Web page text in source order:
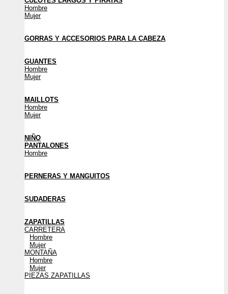
Hombre
Mujer
GORRAS Y ACCESORIOS PARA LA CABEZA
GUANTES
Hombre
Mujer
MAILLOTS
Hombre
Mujer
NIÑO
PANTALONES
Hombre
PERNERAS Y MANGUITOS
SUDADERAS
ZAPATILLAS
CARRETERA
Hombre
Mujer
MONTAÑA
Hombre
Mujer
PIEZAS ZAPATILLAS